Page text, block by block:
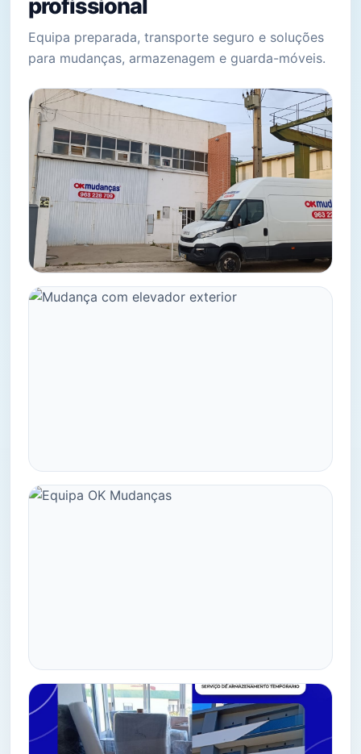
profissional
Equipa preparada, transporte seguro e soluções
para mudanças, armazenagem e guarda-móveis.